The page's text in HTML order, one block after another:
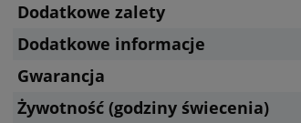
Dodatkowe zalety
Dodatkowe informacje
Gwarancja
Żywotność (godziny świecenia)